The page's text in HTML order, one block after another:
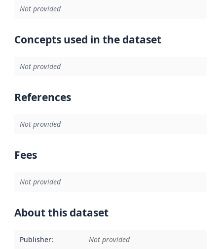
Not provided
Concepts used in the dataset
Not provided
References
Not provided
Fees
Not provided
About this dataset
Publisher: Not provided